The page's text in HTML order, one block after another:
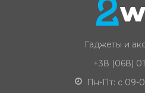
Гаджеты и
+38 (068)
Пн-Пт: с 09-